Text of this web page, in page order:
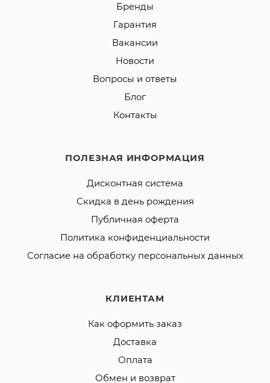
Бренды
Гарантия
Вакансии
Новости
Вопросы и ответы
Блог
Контакты
ПОЛЕЗНАЯ ИНФОРМАЦИЯ
Дисконтная система
Скидка в день рождения
Публичная оферта
Политика конфиденциальности
Согласие на обработку персональных данных
КЛИЕНТАМ
Как оформить заказ
Доставка
Оплата
Обмен и возврат